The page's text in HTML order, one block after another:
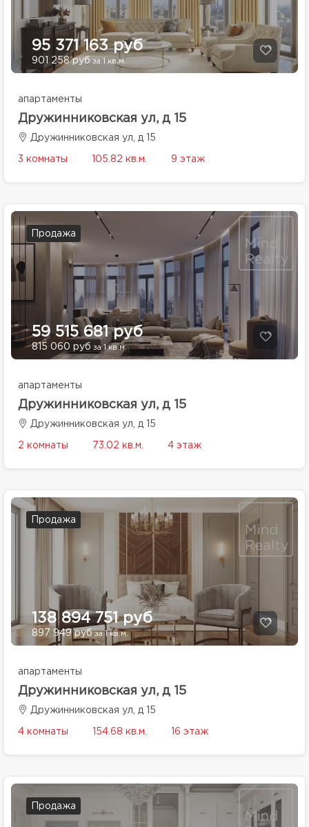
95 371 163 руб
901 258 руб за 1 кв.м.
апартаменты
Дружинниковская ул, д 15
Дружинниковская ул, д 15
3 комнаты 105.82 кв.м. 9 этаж
Продажа
59 515 681 руб
815 060 руб за 1 кв.м.
апартаменты
Дружинниковская ул, д 15
Дружинниковская ул, д 15
2 комнаты 73.02 кв.м. 4 этаж
Продажа
138 894 751 руб
897 949 рубза 1 кв.м.
апартаменты
Дружинниковская ул, д 15
Дружинниковская ул, д 15
4 комнаты 154.68 кв.м. 16 этаж
Продажа